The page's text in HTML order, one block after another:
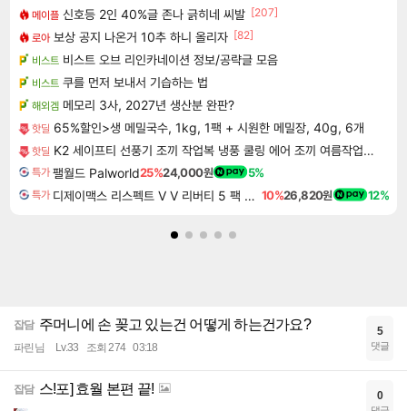
메이플 신호등 2인 40%글 존나 긁히네 씨발 [207]
로아 보상 공지 나온거 10추 하니 올리자 [82]
비스트 비스트 오브 리인카네이션 정보/공략글 모음
비스트 쿠를 먼저 보내서 기습하는 법
해외겜 메모리 3사, 2027년 생산분 완판?
핫딜 65%할인>생 메밀국수, 1kg, 1팩 + 시원한 메밀장, 40g, 6개
핫딜 K2 세이프티 선풍기 조끼 작업복 냉풍 쿨링 에어 조끼 여름작업복상의 에어윈드자켓2
특가 팰월드 Palworld25%24,000원 5%
특가 디제이맥스 리스펙트 V V 리버티 5 팩 DJMAX RESPECT V V Liberty 5 Pack DLC 10%26,820원 12%
잡담 주머니에 손 꽂고 있는건 어떻게 하는건가요?
파린님 Lv.33 조회 274 03:18
5
댓글
잡담 스!포] 효월 본편 끝! 0